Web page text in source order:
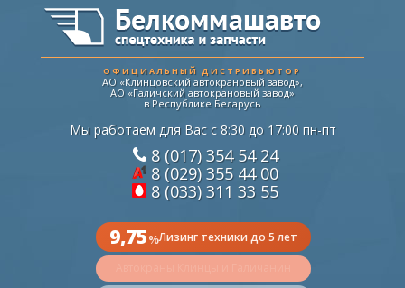
ОФИЦИАЛЬНЫЙ ДИСТРИБЬЮТОР
АО «Клинцовский автокрановый завод»,
АО «Галичский автокрановый завод»
в Республике Беларусь
Мы работаем для Вас с 8:30 до 17:00 пн-пт
8 (017) 354 54 24
8 (029) 355 44 00
8 (033) 311 33 55
9,75%Лизинг техники до 5 лет